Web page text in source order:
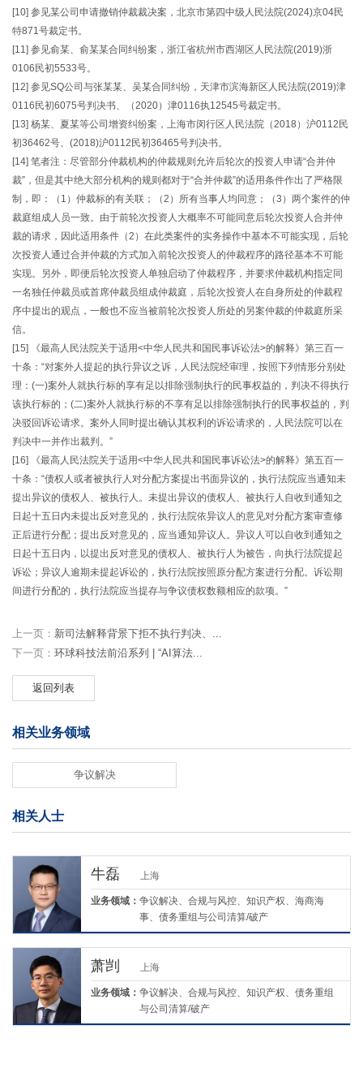
[10] 参见某公司申请撤销仲裁裁决案，北京市第四中级人民法院(2024)京04民
特871号裁定书。
[11] 参见俞某、俞某某合同纠纷案，浙江省杭州市西湖区人民法院(2019)浙
0106民初5533号。
[12] 参见SQ公司与张某某、吴某合同纠纷，天津市滨海新区人民法院(2019)津
0116民初6075号判决书、（2020）津0116执12545号裁定书。
[13] 杨某、夏某等公司增资纠纷案，上海市闵行区人民法院（2018）沪0112民
初36462号、(2018)沪0112民初36465号判决书。
[14] 笔者注：尽管部分仲裁机构的仲裁规则允许后轮次的投资人申请“合并仲
裁”，但是其中绝大部分机构的规则都对于“合并仲裁”的适用条件作出了严格限
制，即：（1）仲裁标的有关联；（2）所有当事人均同意；（3）两个案件的仲
裁庭组成人员一致。由于前轮次投资人大概率不可能同意后轮次投资人合并仲
裁的请求，因此适用条件（2）在此类案件的实务操作中基本不可能实现，后轮
次投资人通过合并仲裁的方式加入前轮次投资人的仲裁程序的路径基本不可能
实现。另外，即便后轮次投资人单独启动了仲裁程序，并要求仲裁机构指定同
一名独任仲裁员或首席仲裁员组成仲裁庭，后轮次投资人在自身所处的仲裁程
序中提出的观点，一般也不应当被前轮次投资人所处的另案仲裁的仲裁庭所采
信。
[15] 《最高人民法院关于适用<中华人民共和国民事诉讼法>的解释》第三百一
十条：“对案外人提起的执行异议之诉，人民法院经审理，按照下列情形分别处
理：(一)案外人就执行标的享有足以排除强制执行的民事权益的，判决不得执行
该执行标的；(二)案外人就执行标的不享有足以排除强制执行的民事权益的，判
决驳回诉讼请求。案外人同时提出确认其权利的诉讼请求的，人民法院可以在
判决中一并作出裁判。”
[16] 《最高人民法院关于适用<中华人民共和国民事诉讼法>的解释》第五百一
十条：“债权人或者被执行人对分配方案提出书面异议的，执行法院应当通知未
提出异议的债权人、被执行人。未提出异议的债权人、被执行人自收到通知之
日起十五日内未提出反对意见的，执行法院依异议人的意见对分配方案审查修
正后进行分配；提出反对意见的，应当通知异议人。异议人可以自收到通知之
日起十五日内，以提出反对意见的债权人、被执行人为被告，向执行法院提起
诉讼；异议人逾期未提起诉讼的，执行法院按照原分配方案进行分配。诉讼期
间进行分配的，执行法院应当提存与争议债权数额相应的款项。”
上一页： 新司法解释背景下拒不执行判决、...
下一页： 环球科技法前沿系列 | “AI算法...
返回列表
相关业务领域
争议解决
相关人士
牛磊 上海
业务领域： 争议解决、合规与风控、知识产权、海商海
事、债务重组与公司清算/破产
萧剀 上海
业务领域： 争议解决、合规与风控、知识产权、债务重组
与公司清算/破产